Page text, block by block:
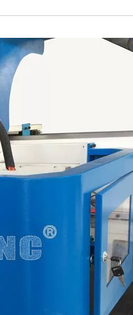
linear del carril de Hiwin 25#
& TBI Ball Screw